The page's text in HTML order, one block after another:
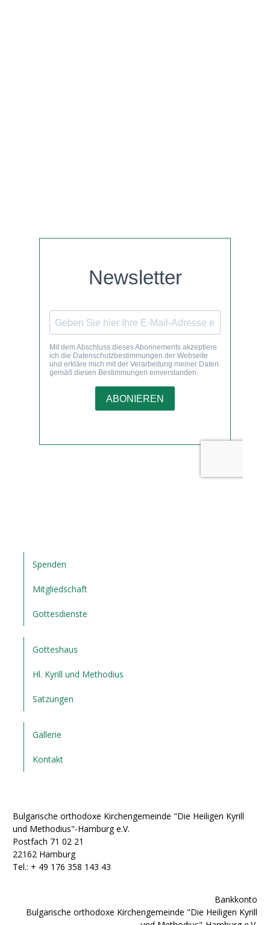
Spenden
Mitgliedschaft
Gottesdienste
Gotteshaus
Hl. Kyrill und Methodius
Satzungen
Gallerie
Kontakt
Bulgarische orthodoxe Kirchengemeinde "Die Heiligen Kyrill
und Methodius"-Hamburg e.V.
Postfach 71 02 21
22162 Hamburg
Tel.: + ‭49 176 358 143 43‬
Bankkonto
Bulgarische orthodoxe Kirchengemeinde "Die Heiligen Kyrill